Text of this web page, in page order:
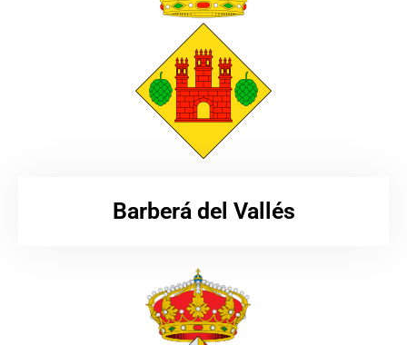
Barberá del Vallés